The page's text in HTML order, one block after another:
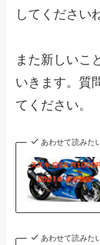
してください
また新しいこ
いきます。質
てください。
あわせて読みた
あわせて読みた